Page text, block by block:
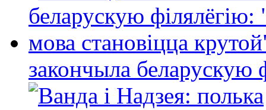
закончыла беларускую